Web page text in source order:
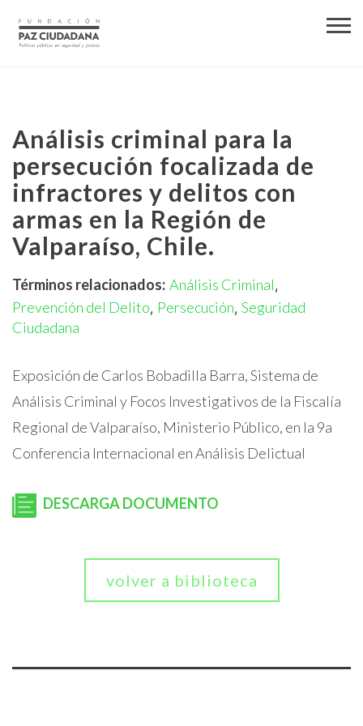
Análisis criminal para la
persecución focalizada de
infractores y delitos con
armas en la Región de
Valparaíso, Chile.
Términos relacionados: Análisis Criminal,
Prevención del Delito, Persecución, Seguridad
Ciudadana
Exposición de Carlos Bobadilla Barra, Sistema de
Análisis Criminal y Focos Investigativos de la Fiscalía
Regional de Valparaíso, Ministerio Público, en la 9a
Conferencia Internacional en Análisis Delictual
DESCARGA DOCUMENTO
volver a biblioteca